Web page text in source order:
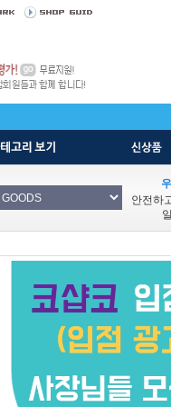
안전하